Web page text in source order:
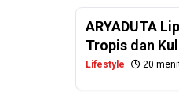
ARYADUTA
Tropis dan
Lifestyle 20